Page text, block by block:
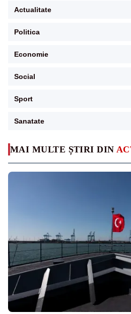
MAI MULTE ȘTIRI DIN
Actualitate
Politica
Economie
Social
Sport
Sanatate